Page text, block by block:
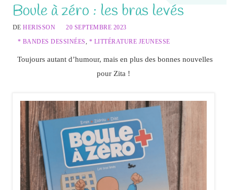
Boule à zéro : les bras levés
DEHERISSON
20 SEPTEMBRE 2023
* BANDES DESSINÉES, * LITTÉRATURE JEUNESSE
Toujours autant d’humour, mais en plus des bonnes nouvelles
pour Zita !